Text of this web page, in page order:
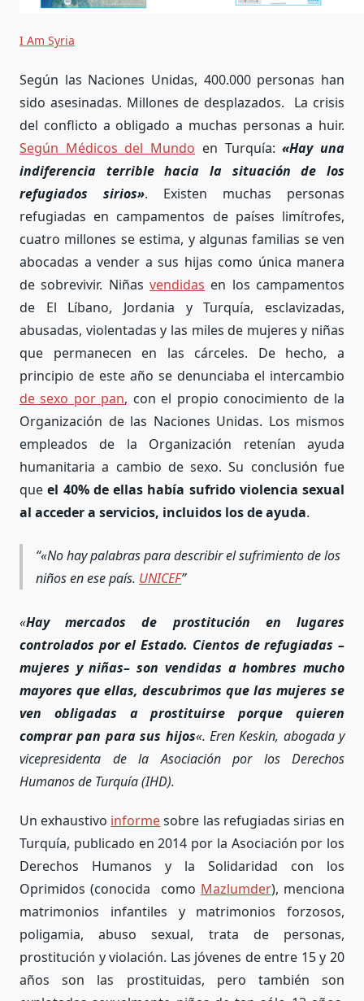
I Am Syria
Según las Naciones Unidas, 400.000 personas han
sido asesinadas. Millones de desplazados. La crisis
del conflicto a obligado a muchas personas a huir.
Según Médicos del Mundo en Turquía:«Hay una
indiferencia terrible hacia la situación de los
refugiados sirios». Existen muchas personas
refugiadas en campamentos de países limítrofes,
cuatro millones se estima, y algunas familias se ven
abocadas a vender a sus hijas como única manera
de sobrevivir. Niñas vendidas en los campamentos
de El Líbano, Jordania y Turquía, esclavizadas,
abusadas, violentadas y las miles de mujeres y niñas
que permanecen en las cárceles. De hecho, a
principio de este año se denunciaba el intercambio
de sexo por pan, con el propio conocimiento de la
Organización de las Naciones Unidas. Los mismos
empleados de la Organización retenían ayuda
humanitaria a cambio de sexo. Su conclusión fue
queel 40% de ellas había sufrido violencia sexual
al acceder a servicios, incluidos los de ayuda.
«No hay palabras para describir el sufrimiento de los
niños en ese país. UNICEF
«Hay mercados de prostitución en lugares
controlados por el Estado. Cientos de refugiadas –
mujeres y niñas– son vendidas a hombres mucho
mayores que ellas, descubrimos que las mujeres se
ven obligadas a prostituirse porque quieren
comprar pan para sus hijos«. Eren Keskin, abogada y
vicepresidenta de la Asociación por los Derechos
Humanos de Turquía (IHD).
Un exhaustivo informesobre las refugiadas sirias en
Turquía, publicado en 2014 por la Asociación por los
Derechos Humanos y la Solidaridad con los
Oprimidos (conocida como Mazlumder), menciona
matrimonios infantiles y matrimonios forzosos,
poligamia, abuso sexual, trata de personas,
prostitución y violación. Las jóvenes de entre 15 y 20
años son las prostituidas, pero también son